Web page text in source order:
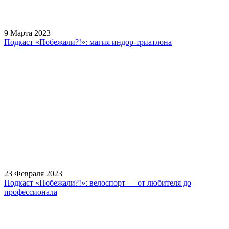
exceptional
method.
9 Марта 2023
Подкаст «Побежали?!»: магия индор-триатлона
23 Февраля 2023
Подкаст «Побежали?!»: велоспорт — от любителя до
профессионала